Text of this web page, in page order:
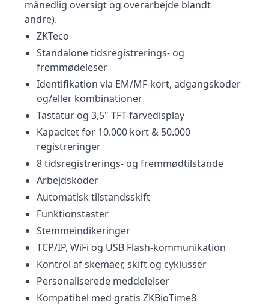
månedlig oversigt og overarbejde blandt
andre).
ZKTeco
Standalone tidsregistrerings- og
fremmødeleser
Identifikation via EM/MF-kort, adgangskoder
og/eller kombinationer
Tastatur og 3,5" TFT-farvedisplay
Kapacitet for 10.000 kort & 50.000
registreringer
8 tidsregistrerings- og fremmødtilstande
Arbejdskoder
Automatisk tilstandsskift
Funktionstaster
Stemmeindikeringer
TCP/IP, WiFi og USB Flash-kommunikation
Kontrol af skemaer, skift og cyklusser
Personaliserede meddelelser
Kompatibel med gratis ZKBioTime8